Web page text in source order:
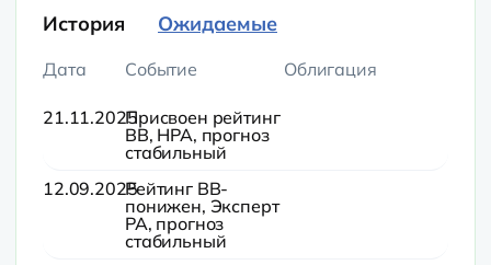
История Ожидаемые
Дата Событие Облигация
21.11.2025Присвоен рейтинг
BB, НРА, прогноз
стабильный
12.09.2025Рейтинг BB-
понижен, Эксперт
РА, прогноз
стабильный